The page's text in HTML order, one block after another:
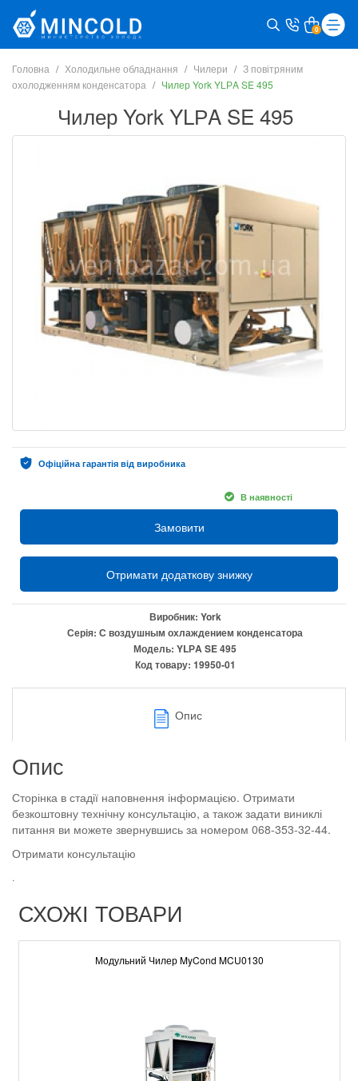
0
Головна Холодильне обладнання Чилери
З повітряним
охолодженням конденсатора
Чилер York YLРA SE 495
Чилер York YLРA SE 495
Офіційна гарантія від виробника
В наявності
Замовити
Отримати додаткову знижку
Виробник: York
Серія: С воздушным охлаждением конденсатора
Модель: YLРA SE 495
Код товару: 19950-01
Опис
Опис
Сторінка в стадії наповнення інформацією. Отримати
безкоштовну технічну консультацію, а також задати виниклі
питання ви можете звернувшись за номером 068-353-32-44.
Отримати консультацію
.
СХОЖІ ТОВАРИ
Модульний Чилер MyCond MCU0130